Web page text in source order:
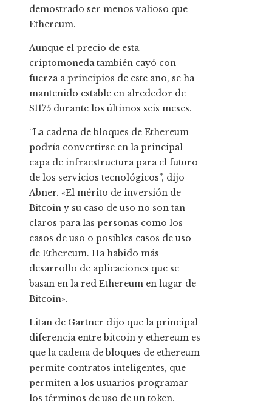
demostrado ser menos valioso que
Ethereum.
Aunque el precio de esta
criptomoneda también cayó con
fuerza a principios de este año, se ha
mantenido estable en alrededor de
$1175 durante los últimos seis meses.
“La cadena de bloques de Ethereum
podría convertirse en la principal
capa de infraestructura para el futuro
de los servicios tecnológicos”, dijo
Abner. «El mérito de inversión de
Bitcoin y su caso de uso no son tan
claros para las personas como los
casos de uso o posibles casos de uso
de Ethereum. Ha habido más
desarrollo de aplicaciones que se
basan en la red Ethereum en lugar de
Bitcoin».
Litan de Gartner dijo que la principal
diferencia entre bitcoin y ethereum es
que la cadena de bloques de ethereum
permite contratos inteligentes, que
permiten a los usuarios programar
los términos de uso de un token.